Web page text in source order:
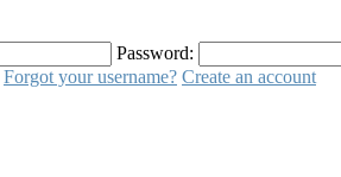
Password:
Forgot your username? Create an account